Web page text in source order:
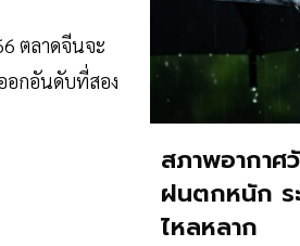
ตลาดจีนจะ
อกอันดับที่สอง
สภาพอากาศ
ฝนตกหนัก ร
ไหลหลาก